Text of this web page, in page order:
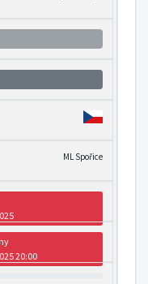
se k informaci o otevření
ML Spořice
20:00